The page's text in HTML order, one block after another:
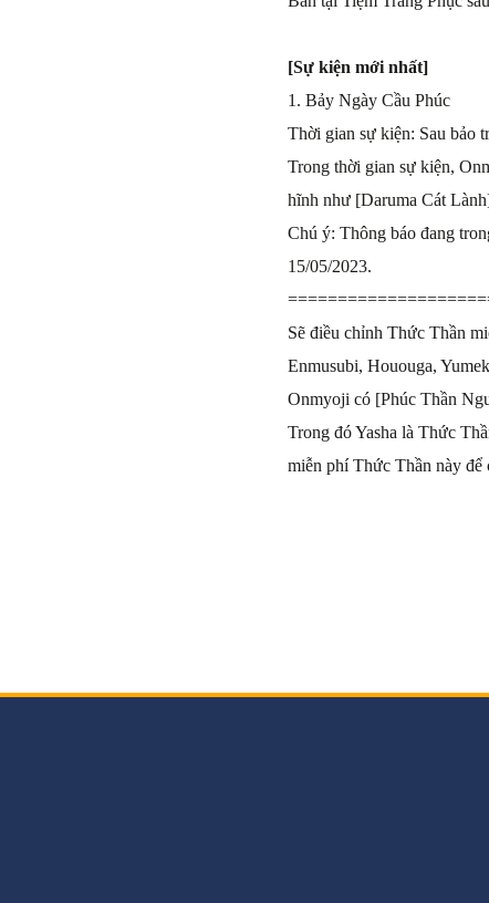
[Sự kiện mới nhất]
1. Bảy Ngày Cầu Phúc
Thời gian sự kiện: Sau bảo
Trong thời gian sự kiện,
hĩnh như [Daruma Cát
Chú ý: Thông báo đang
15/05/2023.
Sẽ điều chỉnh Thức Thần
Enmusubi, Hououga,
Onmyoji có [Phúc Thần
Trong đó Yasha là Thức
miễn phí Thức Thần này để